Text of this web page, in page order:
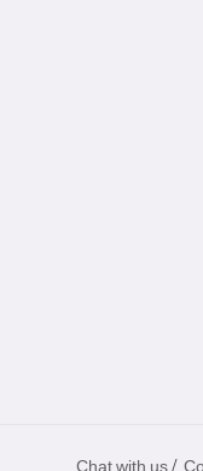
Chat with us /